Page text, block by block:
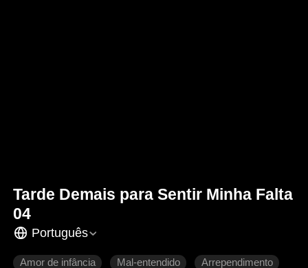
Tarde Demais para Sentir Minha Falta
04
Português
Amor de infância Mal-entendido Arrependimento